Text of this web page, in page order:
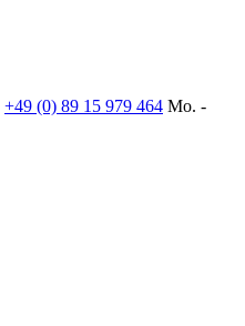
+49 (0) 89 15 979 464 Mo. -